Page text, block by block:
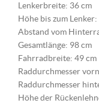
Lenkerbreite: 36 cm
Höhe bis zum Lenker:
Abstand vom
Gesamtlänge: 98 cm
Fahrradbreite: 49 cm
Raddurchmesser
Raddurchmesser
Höhe der